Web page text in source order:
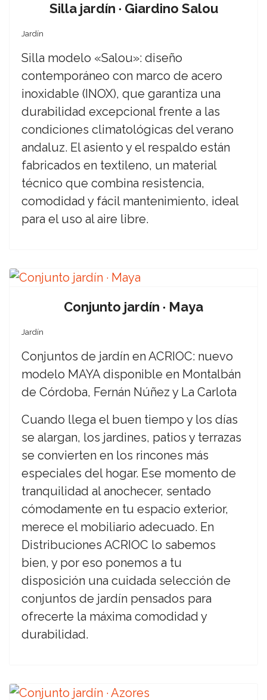
Silla jardín · Giardino Salou
Jardín
Silla modelo «Salou»: diseño
contemporáneo con marco de acero
inoxidable (INOX), que garantiza una
durabilidad excepcional frente a las
condiciones climatológicas del verano
andaluz. El asiento y el respaldo están
fabricados en textileno, un material
técnico que combina resistencia,
comodidad y fácil mantenimiento, ideal
para el uso al aire libre.
Conjunto jardín · Maya
Jardín
Conjuntos de jardín en ACRIOC: nuevo
modelo MAYA disponible en Montalbán
de Córdoba, Fernán Núñez y La Carlota
Cuando llega el buen tiempo y los días
se alargan, los jardines, patios y terrazas
se convierten en los rincones más
especiales del hogar. Ese momento de
tranquilidad al anochecer, sentado
cómodamente en tu espacio exterior,
merece el mobiliario adecuado. En
Distribuciones ACRIOC lo sabemos
bien, y por eso ponemos a tu
disposición una cuidada selección de
conjuntos de jardín pensados para
ofrecerte la máxima comodidad y
durabilidad.